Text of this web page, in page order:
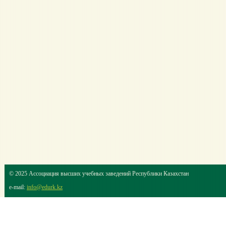
© 2025 Ассоциация высших учебных заведений Республики Казахстан
e-mail: info@edurk.kz